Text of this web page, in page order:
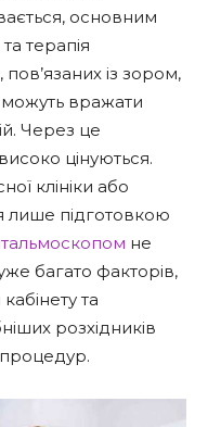
основним
терапія
із зором,
вражати
Через це
високо цінуються.
клініки або
лише підготовкою
не
багато факторів,
та
розхідників